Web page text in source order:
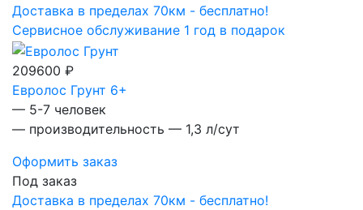
Доставка в пределах 70км - бесплатно!
Сервисное обслуживание 1 год в подарок
209600 ₽
Евролос Грунт 6+
— 5-7 человек
— производительность — 1,3 л/сут
Оформить заказ
Под заказ
Доставка в пределах 70км - бесплатно!